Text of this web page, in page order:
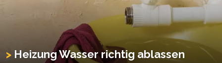
Heizung Wasser richtig ablassen